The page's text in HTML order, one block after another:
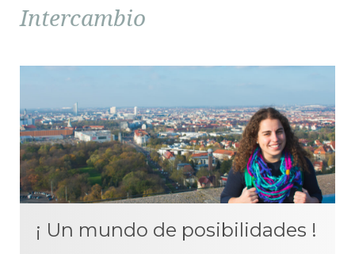
Intercambio
¡ Un mundo de posibilidades !